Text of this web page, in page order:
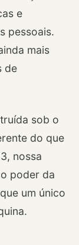
e
pessoais.
mais
de
sob o
do que
nossa
poder da
um único